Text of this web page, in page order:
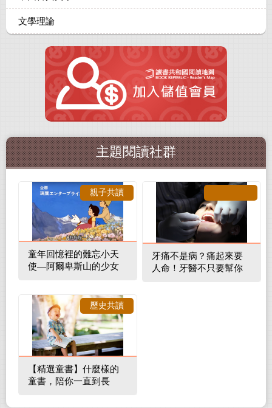
文學理論
主題閱讀社群
童年回憶裡的難忘小天
使—阿爾卑斯山的少女
親子共讀
牙痛不是病？痛起來要
人命！牙醫不只要幫你
【精選童書】什麼樣的
童書，陪你一直到長
歷史共讀